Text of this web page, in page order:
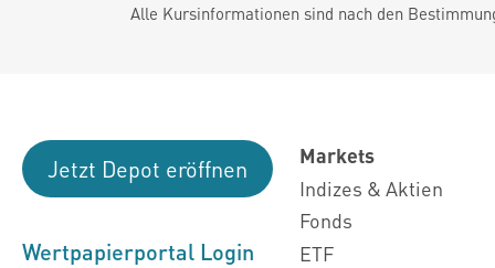
Alle Kursinformationen sind nach den
Jetzt Depot eröffnen
Wertpapierportal Login
Markets
Indizes & Aktien
Fonds
ETF